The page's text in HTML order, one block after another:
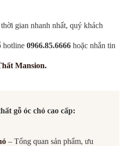
gian nhanh nhất, quý khách
hotline 0966.85.6666 hoặc nhắn tin
Mansion.
gỗ óc chó cao cấp:
– Tổng quan sản phẩm, ưu